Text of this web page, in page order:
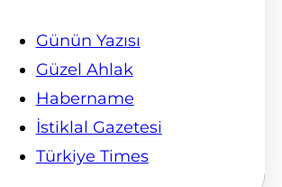
Günün Yazısı
Güzel Ahlak
Habername
İstiklal Gazetesi
Türkiye Times